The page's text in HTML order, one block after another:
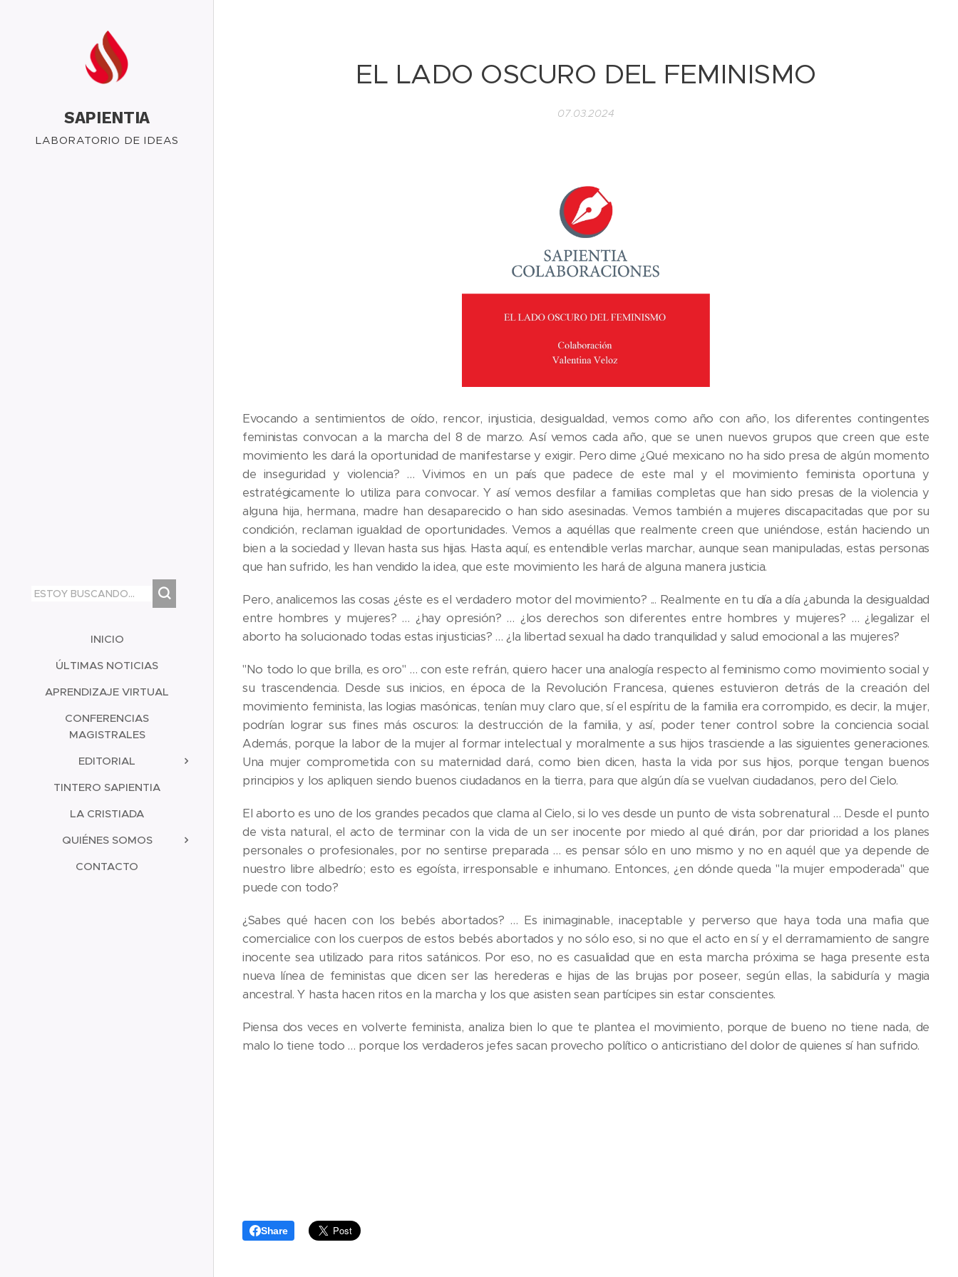
SAPIENTIA
LABORATORIO DE IDEAS
INICIO
ÚLTIMAS NOTICIAS
APRENDIZAJE VIRTUAL
CONFERENCIAS
MAGISTRALES
EDITORIAL
TINTERO SAPIENTIA
LA CRISTIADA
QUIÉNES SOMOS
CONTACTO
EL LADO OSCURO DEL FEMINISMO
07.03.2024
Evocando a sentimientos de oído, rencor, injusticia, desigualdad, vemos como año con año, los diferentes contingentes
feministas convocan a la marcha del 8 de marzo. Así vemos cada año, que se unen nuevos grupos que creen que este
movimiento les dará la oportunidad de manifestarse y exigir. Pero dime ¿Qué mexicano no ha sido presa de algún momento
de inseguridad y violencia? … Vivimos en un país que padece de este mal y el movimiento feminista oportuna y
estratégicamente lo utiliza para convocar. Y así vemos desfilar a familias completas que han sido presas de la violencia y
alguna hija, hermana, madre han desaparecido o han sido asesinadas. Vemos también a mujeres discapacitadas que por su
condición, reclaman igualdad de oportunidades. Vemos a aquéllas que realmente creen que uniéndose, están haciendo un
bien a la sociedad y llevan hasta sus hijas. Hasta aquí, es entendible verlas marchar, aunque sean manipuladas, estas personas
que han sufrido, les han vendido la idea, que este movimiento les hará de alguna manera justicia.
Pero, analicemos las cosas ¿éste es el verdadero motor del movimiento? ... Realmente en tu día a día ¿abunda la desigualdad
entre hombres y mujeres? … ¿hay opresión? … ¿los derechos son diferentes entre hombres y mujeres? … ¿legalizar el
aborto ha solucionado todas estas injusticias? … ¿la libertad sexual ha dado tranquilidad y salud emocional a las mujeres?
"No todo lo que brilla, es oro" … con este refrán, quiero hacer una analogía respecto al feminismo como movimiento social y
su trascendencia. Desde sus inicios, en época de la Revolución Francesa, quienes estuvieron detrás de la creación del
movimiento feminista, las logias masónicas, tenían muy claro que, sí el espíritu de la familia era corrompido, es decir, la mujer,
podrían lograr sus fines más oscuros: la destrucción de la familia, y así, poder tener control sobre la conciencia social.
Además, porque la labor de la mujer al formar intelectual y moralmente a sus hijos trasciende a las siguientes generaciones.
Una mujer comprometida con su maternidad dará, como bien dicen, hasta la vida por sus hijos, porque tengan buenos
principios y los apliquen siendo buenos ciudadanos en la tierra, para que algún día se vuelvan ciudadanos, pero del Cielo.
El aborto es uno de los grandes pecados que clama al Cielo, si lo ves desde un punto de vista sobrenatural … Desde el punto
de vista natural, el acto de terminar con la vida de un ser inocente por miedo al qué dirán, por dar prioridad a los planes
personales o profesionales, por no sentirse preparada … es pensar sólo en uno mismo y no en aquél que ya depende de
nuestro libre albedrío; esto es egoísta, irresponsable e inhumano. Entonces, ¿en dónde queda "la mujer empoderada" que
puede con todo?
¿Sabes qué hacen con los bebés abortados? … Es inimaginable, inaceptable y perverso que haya toda una mafia que
comercialice con los cuerpos de estos bebés abortados y no sólo eso, si no que el acto en sí y el derramamiento de sangre
inocente sea utilizado para ritos satánicos. Por eso, no es casualidad que en esta marcha próxima se haga presente esta
nueva línea de feministas que dicen ser las herederas e hijas de las brujas por poseer, según ellas, la sabiduría y magia
ancestral. Y hasta hacen ritos en la marcha y los que asisten sean partícipes sin estar conscientes.
Piensa dos veces en volverte feminista, analiza bien lo que te plantea el movimiento, porque de bueno no tiene nada, de
malo lo tiene todo … porque los verdaderos jefes sacan provecho político o anticristiano del dolor de quienes sí han sufrido.
Share